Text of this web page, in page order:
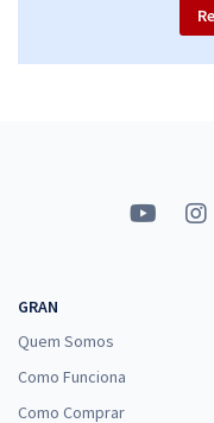
GRAN
Quem Somos
Como Funciona
Como Comprar